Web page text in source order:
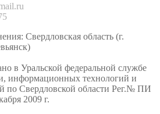
Свердловская область (г.
в Уральской федеральной службе
информационных технологий и
по Свердловской области Рег.№ ПИ
2009 г.